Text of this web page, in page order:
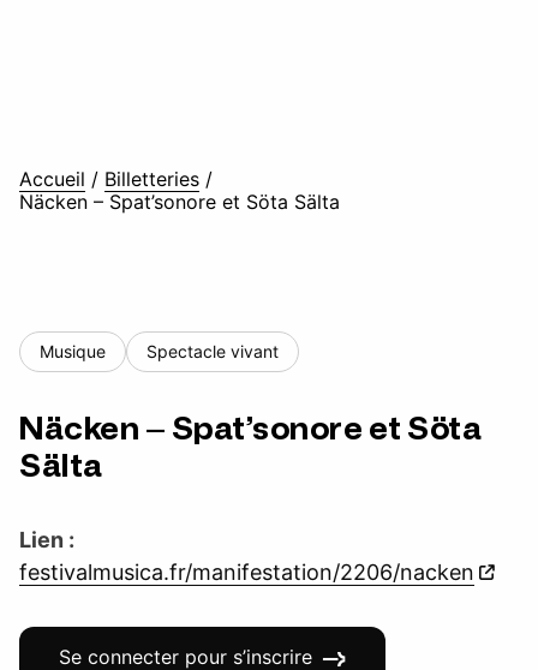
Accueil / Billetteries /
Näcken – Spat’sonore et Söta Sälta
Musique Spectacle vivant
Näcken – Spat’sonore et Söta
Sälta
Lien :
festivalmusica.fr/manifestation/2206/nacken
Se connecter pour s’inscrire